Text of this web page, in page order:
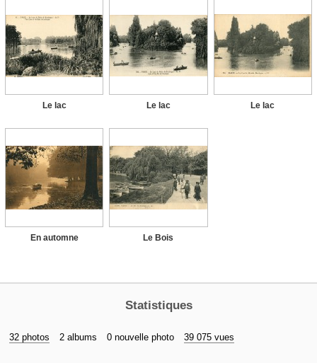
Le lac Le lac Le lac
En automne Le Bois
Statistiques
32 photos 2 albums 0 nouvelle photo 39 075 vues